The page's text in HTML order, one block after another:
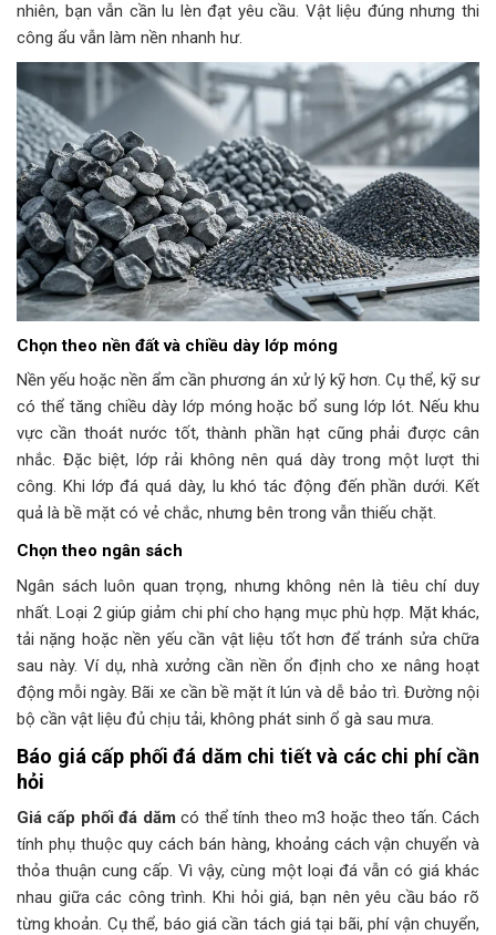
nhiên, bạn vẫn cần lu lèn đạt yêu cầu. Vật liệu đúng nhưng thi
công ẩu vẫn làm nền nhanh hư.
Chọn theo nền đất và chiều dày lớp móng
Nền yếu hoặc nền ẩm cần phương án xử lý kỹ hơn. Cụ thể, kỹ sư
có thể tăng chiều dày lớp móng hoặc bổ sung lớp lót. Nếu khu
vực cần thoát nước tốt, thành phần hạt cũng phải được cân
nhắc. Đặc biệt, lớp rải không nên quá dày trong một lượt thi
công. Khi lớp đá quá dày, lu khó tác động đến phần dưới. Kết
quả là bề mặt có vẻ chắc, nhưng bên trong vẫn thiếu chặt.
Chọn theo ngân sách
Ngân sách luôn quan trọng, nhưng không nên là tiêu chí duy
nhất. Loại 2 giúp giảm chi phí cho hạng mục phù hợp. Mặt khác,
tải nặng hoặc nền yếu cần vật liệu tốt hơn để tránh sửa chữa
sau này. Ví dụ, nhà xưởng cần nền ổn định cho xe nâng hoạt
động mỗi ngày. Bãi xe cần bề mặt ít lún và dễ bảo trì. Đường nội
bộ cần vật liệu đủ chịu tải, không phát sinh ổ gà sau mưa.
Báo giá cấp phối đá dăm chi tiết và các chi phí cần
hỏi
Giá cấp phối đá dăm có thể tính theo m3 hoặc theo tấn. Cách
tính phụ thuộc quy cách bán hàng, khoảng cách vận chuyển và
thỏa thuận cung cấp. Vì vậy, cùng một loại đá vẫn có giá khác
nhau giữa các công trình. Khi hỏi giá, bạn nên yêu cầu báo rõ
từng khoản. Cụ thể, báo giá cần tách giá tại bãi, phí vận chuyển,